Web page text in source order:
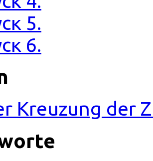
5.
6.
Kreuzung der